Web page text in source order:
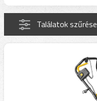
Találatok szűrése